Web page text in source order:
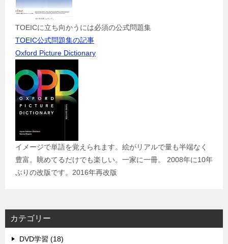
TOEICに立ち向かうには必須の公式問題集
TOEIC公式問題集の記事
Oxford Picture Dictionary
イメージで単語を覚えられます。絵がリアルで量も半端なく
豊富。眺めてるだけでも楽しい。一家に一冊。 2008年に10年
ぶりの改版です。2016年再改版
カテゴリー
DVD学習 (18)